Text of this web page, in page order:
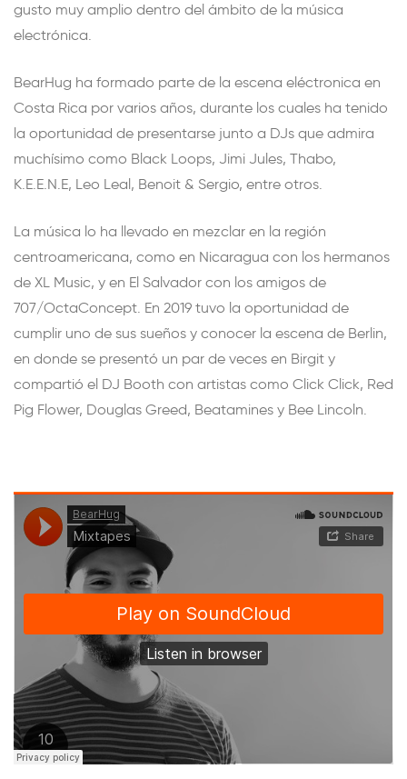
gusto muy amplio dentro del ámbito de la música
electrónica.
BearHug ha formado parte de la escena eléctronica en
Costa Rica por varios años, durante los cuales ha tenido
la oportunidad de presentarse junto a DJs que admira
muchísimo como Black Loops, Jimi Jules, Thabo,
K.E.E.N.E, Leo Leal, Benoit & Sergio, entre otros.
La música lo ha llevado en mezclar en la región
centroamericana, como en Nicaragua con los hermanos
de XL Music, y en El Salvador con los amigos de
707/OctaConcept. En 2019 tuvo la oportunidad de
cumplir uno de sus sueños y conocer la escena de Berlin,
en donde se presentó un par de veces en Birgit y
compartió el DJ Booth con artistas como Click Click, Red
Pig Flower, Douglas Greed, Beatamines y Bee Lincoln.